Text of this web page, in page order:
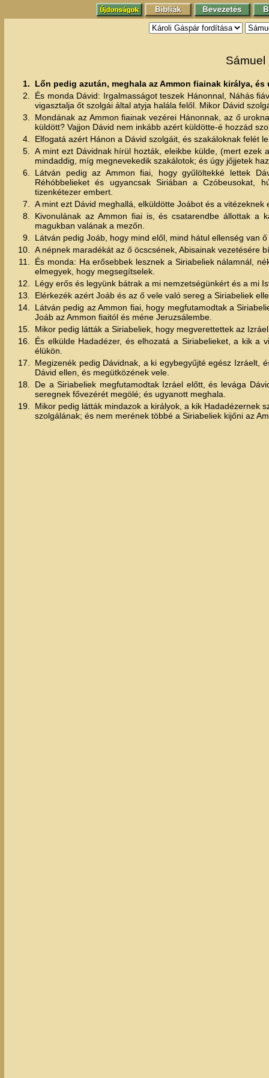
Sámuel
1.
Lőn pedig azután, meghala az Ammon fiainak királya,
2.
És monda Dávid: Irgalmasságot teszek Hánonnal, Náhás
vigasztalja őt szolgái által atyja halála felől. Mikor Dávid
3.
Mondának az Ammon fiainak vezérei Hánonnak, az ő
küldött? Vajjon Dávid nem inkább azért küldötte-é hozzád
4.
Elfogatá azért Hánon a Dávid szolgáit, és szakáloknak felét
5.
A mint ezt Dávidnak hírül hozták, eleikbe külde, (mert ezek
mindaddig, míg megnevekedik szakálotok; és úgy jőjjetek
6.
Látván pedig az Ammon fiai, hogy gyűlöltekké lettek
Réhóbbelieket és ugyancsak Siriában a Czóbeusokat,
tizenkétezer embert.
7.
A mint ezt Dávid meghallá, elküldötte Joábot és a vitézeknek
8.
Kivonulának az Ammon fiai is, és csatarendbe állottak a
magukban valának a mezőn.
9.
Látván pedig Joáb, hogy mind elől, mind hátul ellenség van
10.
A népnek maradékát az ő öcscsének, Abisainak vezetésére
11.
És monda: Ha erősebbek lesznek a Siriabeliek nálamnál,
elmegyek, hogy megsegítselek.
12.
Légy erős és legyünk bátrak a mi nemzetségünkért és a mi
13.
Elérkezék azért Joáb és az ő vele való sereg a Siriabeliek
14.
Látván pedig az Ammon fiai, hogy megfutamodtak a
Joáb az Ammon fiaitól és méne Jeruzsálembe.
15.
Mikor pedig látták a Siriabeliek, hogy megverettettek az
16.
És elkülde Hadadézer, és elhozatá a Siriabelieket, a kik a
élükön.
17.
Megizenék pedig Dávidnak, a ki egybegyűjté egész Izráelt,
Dávid ellen, és megütközének vele.
18.
De a Siriabeliek megfutamodtak Izráel előtt, és levága
seregnek fővezérét megölé; és ugyanott meghala.
19.
Mikor pedig látták mindazok a királyok, a kik Hadadézernek
szolgálának; és nem merének többé a Siriabeliek kijőni az